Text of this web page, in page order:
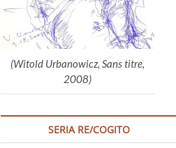
(Witold Urbanowicz, Sans titre,
2008)
SERIA RE/COGITO